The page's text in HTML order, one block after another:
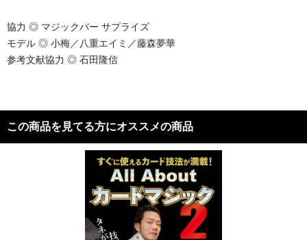
協力 ◎ マジックバー サプライズ
モデル ◎ 小梅／八重エイミ／藤森夢華
参考文献協力 ◎ 石田隆信
この商品を見てる方にオススメの商品